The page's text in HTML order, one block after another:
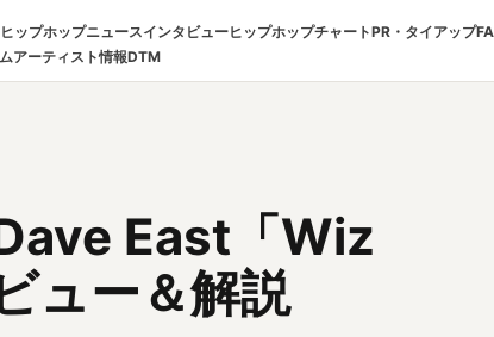
ヒップホップニュースインタビューヒップホップチャートPR・タイアップ
アーティスト情報DTM
East「Wiz
ュー＆解説